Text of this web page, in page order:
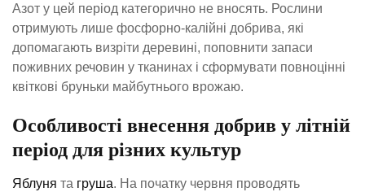
Азот у цей період категорично не вносять. Рослини
отримують лише фосфорно-калійні добрива, які
допомагають визріти деревині, поповнити запаси
поживних речовин у тканинах і сформувати повноцінні
квіткові бруньки майбутнього врожаю.
Особливості внесення добрив у літній
період для різних культур
Яблуня та груша. На початку червня проводять